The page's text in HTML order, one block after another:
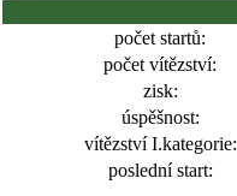
počet startů:
počet vítězství:
zisk:
úspěšnost:
vítězství I.kategorie:
poslední start: